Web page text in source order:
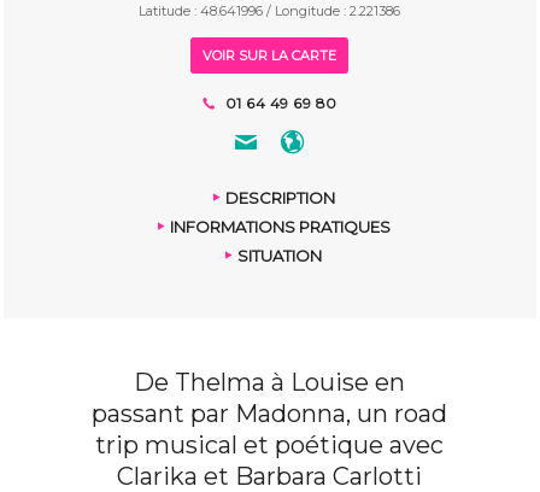
Latitude : 48.641996 / Longitude : 2.221386
VOIR SUR LA CARTE
01 64 49 69 80
DESCRIPTION
INFORMATIONS PRATIQUES
SITUATION
De Thelma à Louise en
passant par Madonna, un road
trip musical et poétique avec
Clarika et Barbara Carlotti